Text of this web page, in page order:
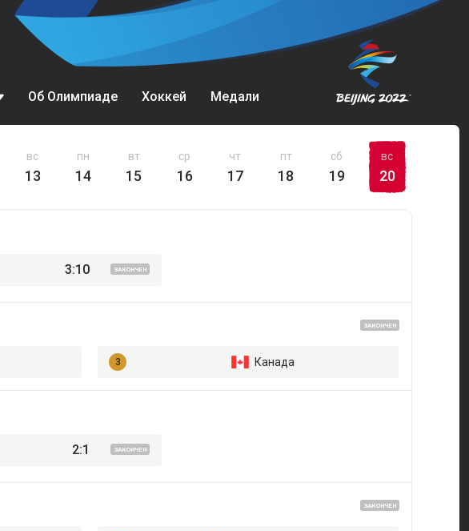
Об Олимпиаде Хоккей Медали
вс
13
пн
14
вт
15
ср
16
чт
17
пт
18
сб
19
вс
20
3:10 ЗАКОНЧЕН
ЗАКОНЧЕН
Канада
2:1 ЗАКОНЧЕН
ЗАКОНЧЕН